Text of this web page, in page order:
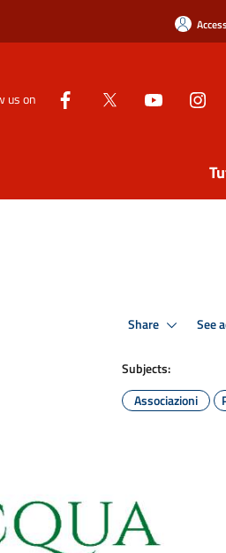
us on
Share See
Subjects:
Associazioni